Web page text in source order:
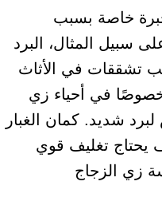
خاصة بسبب
سبيل المثال، البرد
تشققات في الأثاث
خصوصًا في أحياء زي
شديد. كمان الغبار
يحتاج تغليف قوي
زي الزجاج